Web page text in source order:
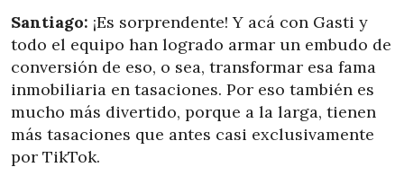
Santiago: ¡Es sorprendente! Y acá con Gasti y
todo el equipo han logrado armar un embudo de
conversión de eso, o sea, transformar esa fama
inmobiliaria en tasaciones. Por eso también es
mucho más divertido, porque a la larga, tienen
más tasaciones que antes casi exclusivamente
por TikTok.